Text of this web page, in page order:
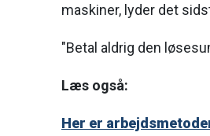
maskiner, lyder det
"Betal aldrig den
Læs også:
Her er